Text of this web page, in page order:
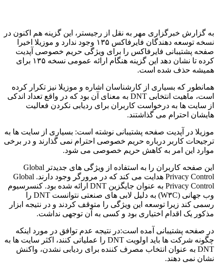
به گزارش خبرگزاری مهر به نقل از رجیستر، این گزینه هم اکنون در
نسخه توسعه دهندگان فایرفاکس ۱۳۵ وجود ندارد و موزیلا اخیرا
صفحه پشتیبانی فایرفاکس را برای ویژگی حریم خصوصی آپدیت
کرده تا نشان دهد این گزینه هنگام ارائه عمومی نسخه ۱۳۵ برای
همیشه حذف شده است.
همانطور که بسیاری از کارشناسان اشاره و موزیلا نیز تکرار کرده
است، ماهیت انتخابی DNT به معنای آن بود که در واقع تعداد اندکی
از سایت ها به درخواست کاربران برای ردیابی نکردن فعالیت
هایشان احترام می گذاشتند.
موزیلا در آپدیت صفحه پشتیبانی نوشته است: بسیاری از سایت ها به
ترجیحات کاربر درباره حریم خصوصی احترام نمی گذارند و در برخی
موارد این امر به کاهش حریم خصوصی می شود.
این صفحه کاربران را به استفاده از ویژگی های جدیدتر Global
Privacy Control هدایت می کند که در مرورگر وجود دارند. Global
Privacy Control به عنوان جایگزین DNT ارائه شده بود. کنسرسیوم
وب جهانی (W۳C) به دلیل لابی های صنعتی نتوانست DNT را
رسمی کند زیرا توسعه این ویژگی را متوقف کردند و در نتیجه ابزار
مذکور یک اقدام اختیاری بود و کسی به آن توجهی نداشت.
در صفحه پشتیبانی آمده است:در نتیجه عدم توافق در مورد اینکه
چگونه شرکت ها باید اولویت DNT را عملیاتی کنند، اکثر سایت ها به
DNT به عنوان انتخاب مصرف کننده برای ردیابی نشدن، واکنش
نشان نمی دهند.